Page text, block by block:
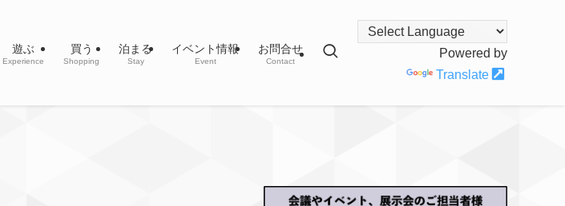
遊ぶ
Experience
買う
Shopping
泊まる
Stay
イベント情報
Event
お問合せ
Contact
Powered by
Translate